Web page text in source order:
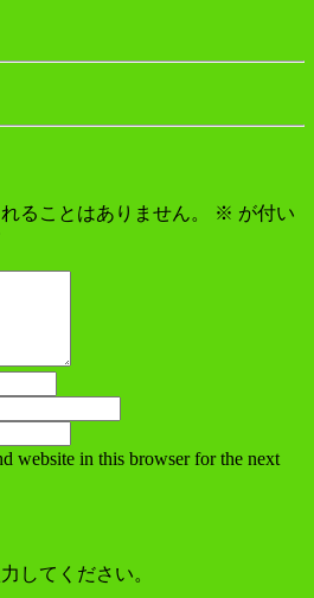
ることはありません。 ※ が付い
website in this browser for the next
してください。